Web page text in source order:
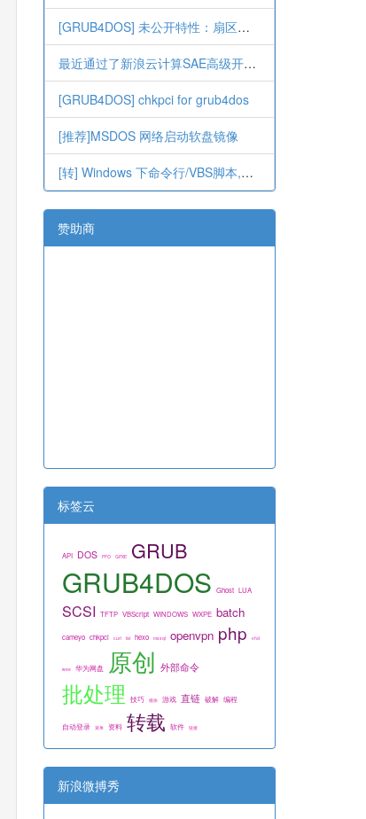
[GRUB4DOS] 未公开特性：扇区序列文件的长度指定，精确到字节
最近通过了新浪云计算SAE高级开发者认证
[GRUB4DOS] chkpci for grub4dos
[推荐]MSDOS 网络启动软盘镜像
[转] Windows 下命令行/VBS脚本,发送带附件邮件.
赞助商
标签云
API DOS FFO GPXE GRUB
GRUB4DOS Ghost LUA
SCSI TFTP VBScript WINDOWS WXPE batch
cameyo chkpci curl fat hexo mssql openvpn php vhd
wee 华为网盘 原创 外部命令
批处理 技巧 模块 游戏 直链 破解 编程
自动登录 菜单 资料 转载 软件 链接
新浪微搏秀